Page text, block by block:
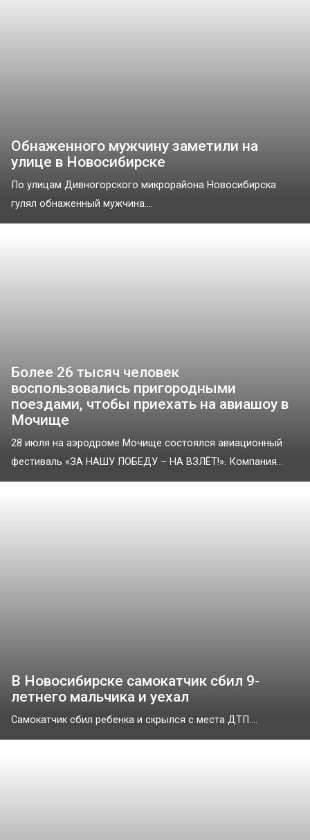
Обнаженного мужчину заметили на
улице в Новосибирске
По улицам Дивногорского микрорайона Новосибирска
гулял обнаженный мужчина....
Более 26 тысяч человек
воспользовались пригородными
поездами, чтобы приехать на авиашоу в
Мочище
28 июля на аэродроме Мочище состоялся авиационный
фестиваль «ЗА НАШУ ПОБЕДУ – НА ВЗЛЁТ!». Компания...
В Новосибирске самокатчик сбил 9-
летнего мальчика и уехал
Самокатчик сбил ребенка и скрылся с места ДТП....